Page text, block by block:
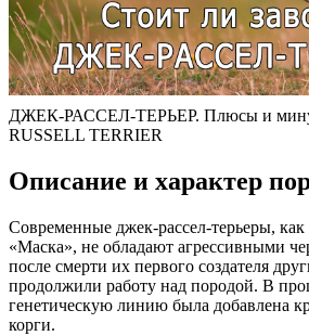
ДЖЕК-РАССЕЛ-ТЕРЬЕР. Плюсы и
RUSSELL TERRIER
Описание и характер
Современные джек-рассел-терьеры,
«Маска», не обладают агрессивными
после смерти их первого создателя
продолжили работу над породой. В
генетическую линию была добавлена
корги.